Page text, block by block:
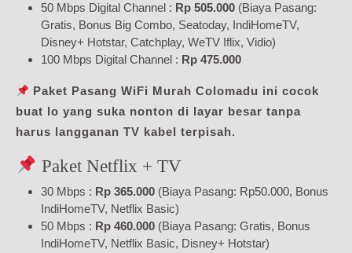
50 Mbps Digital Channel : Rp 505.000 (Biaya Pasang:
Gratis, Bonus Big Combo, Seatoday, IndiHomeTV,
Disney+ Hotstar, Catchplay, WeTV Iflix, Vidio)
100 Mbps Digital Channel : Rp 475.000
Paket Pasang WiFi Murah Colomadu ini cocok
buat lo yang suka nonton di layar besar tanpa
harus langganan TV kabel terpisah.
Paket Netflix + TV
30 Mbps : Rp 365.000 (Biaya Pasang: Rp50.000, Bonus
IndiHomeTV, Netflix Basic)
50 Mbps : Rp 460.000 (Biaya Pasang: Gratis, Bonus
IndiHomeTV, Netflix Basic, Disney+ Hotstar)